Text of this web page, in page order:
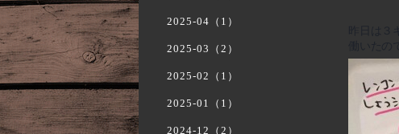
2025-04（1）
2025-03（2）
2025-02（1）
2025-01（1）
2024-12（2）